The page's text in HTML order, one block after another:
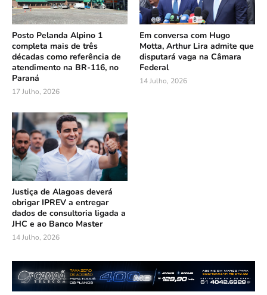
Posto Pelanda Alpino 1
completa mais de três
décadas como referência de
atendimento na BR-116, no
Paraná
17 Julho, 2026
Em conversa com Hugo
Motta, Arthur Lira admite que
disputará vaga na Câmara
Federal
14 Julho, 2026
Justiça de Alagoas deverá
obrigar IPREV a entregar
dados de consultoria ligada a
JHC e ao Banco Master
14 Julho, 2026